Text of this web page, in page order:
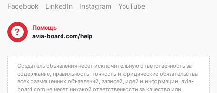
Facebook LinkedIn Instagram YouTube
Помощь
avia-board.com/help
Создатель объявления несет исключительную ответственность за
содержание, правильность, точность и юридические обязательства
всех размещенных объявлений, записей, идей и информации. avia-
board.com не несет никакой ответственности за качество или